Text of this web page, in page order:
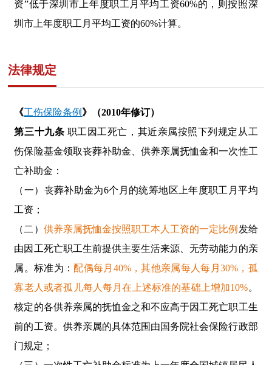
资”低于深圳市 上年度职工月平均工资60%的，则按照深
圳市 上年度职工月平均工资的60%计算。
法律规定
《工伤保险条例 》（2010年修订）
第三十九条 职工因工死亡，其近亲属按照下列规定从工
伤保险基金领取丧葬补助金、供养亲属抚恤金和一次性工
亡补助金：
（一）丧葬补助金为6个月的统筹地区上年度职工月平均
工资；
（二） 供养亲属抚恤金按照职工本人工资的一定比例 发给
由因工死亡职工生前提供主要生活来源、无劳动能力的亲
属。标准为：配偶每月40%，其他亲属每人每月30%，孤
寡老人或者孤儿每人每月在上述标准的基础上增加10%。
核定的各供养亲属的抚恤金之和不应高于因工死亡职工生
前的工资。供养亲属的具体范围由国务院社会保险行政部
门规定；